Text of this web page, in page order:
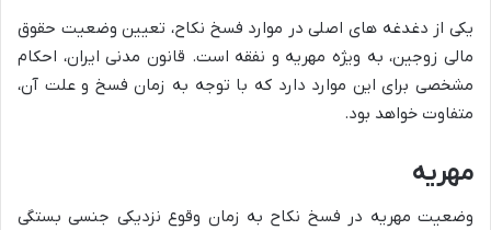
یکی از دغدغه های اصلی در موارد فسخ نکاح، تعیین وضعیت حقوق
مالی زوجین، به ویژه مهریه و نفقه است. قانون مدنی ایران، احکام
مشخصی برای این موارد دارد که با توجه به زمان فسخ و علت آن،
متفاوت خواهد بود.
مهریه
وضعیت مهریه در فسخ نکاح به زمان وقوع نزدیکی جنسی بستگی